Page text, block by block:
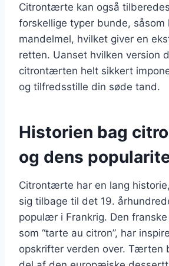
Citrontærte kan også
forskellige typer bunde, såsom
mandelmel, hvilket giver en
retten. Uanset hvilken version
citrontærten helt sikkert
og tilfredsstille din søde tand.
Historien bag
og dens
Citrontærte har en lang
sig tilbage til det 19.
populær i Frankrig. Den
som “tarte au citron”, har
opskrifter verden over. Tærten